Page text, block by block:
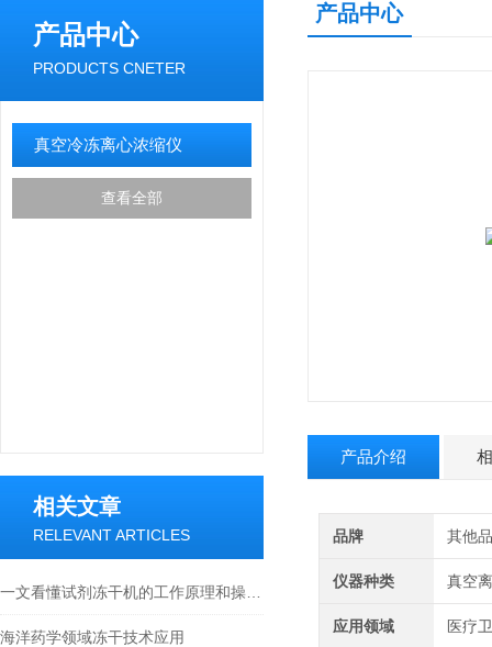
产品中心
PRODUCTS CNETER
真空冷冻离心浓缩仪
查看全部
相关文章
RELEVANT ARTICLES
海洋药学领域冻干技术应用
产品中心
产品介绍
品牌 其他
仪器种类 真空
应用领域 医疗